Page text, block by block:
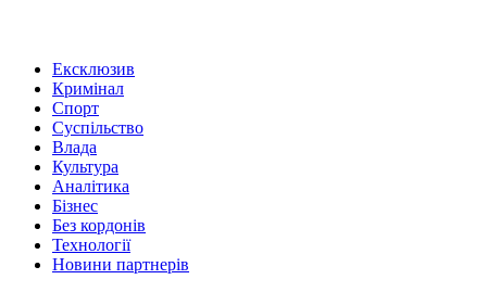
Ексклюзив
Кримінал
Спорт
Суспільство
Влада
Культура
Аналітика
Бізнес
Без кордонів
Технології
Новини партнерів